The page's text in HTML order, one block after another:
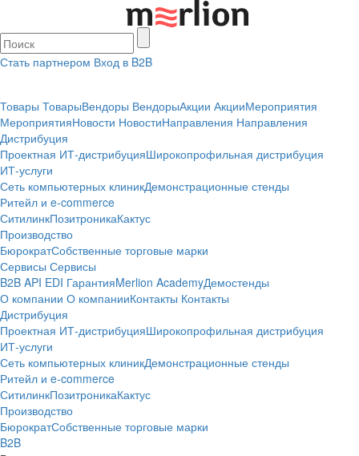
Стать партнером Вход в B2B
Товары ТоварыВендоры ВендорыАкции АкцииМероприятия
МероприятияНовости НовостиНаправления Направления
Дистрибуция
Проектная ИТ-дистрибуцияШирокопрофильная дистрибуция
ИТ-услуги
Сеть компьютерных клиникДемонстрационные стенды
Ритейл и e-commerce
СитилинкПозитроникаКактус
Производство
БюрократСобственные торговые марки
Сервисы Сервисы
B2B API EDI ГарантияMerlion AcademyДемостенды
О компании О компанииКонтакты Контакты
Дистрибуция
Проектная ИТ-дистрибуцияШирокопрофильная дистрибуция
ИТ-услуги
Сеть компьютерных клиникДемонстрационные стенды
Ритейл и e-commerce
СитилинкПозитроникаКактус
Производство
БюрократСобственные торговые марки
B2B